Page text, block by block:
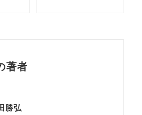
著者
勝弘